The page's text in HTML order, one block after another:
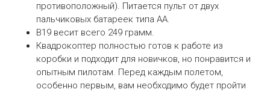
противоположный). Питается пульт от двух
пальчиковых батареек типа АА.
B19 весит всего 249 грамм.
Квадрокоптер полностью готов к работе из
коробки и подходит для новичков, но понравится и
опытным пилотам. Перед каждым полетом,
особенно первым, вам необходимо будет пройти